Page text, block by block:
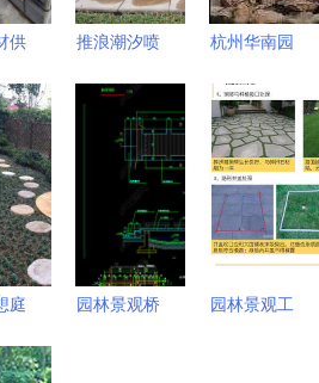
供
多
卓
程
推浪潮汐喷
浪技术在现
代园林景观
中的创新应
杭州华南园
公司 假山
艺术的匠心
打造者与生
态美学的践
行者
庭
工
园林景观桥
园林景观工